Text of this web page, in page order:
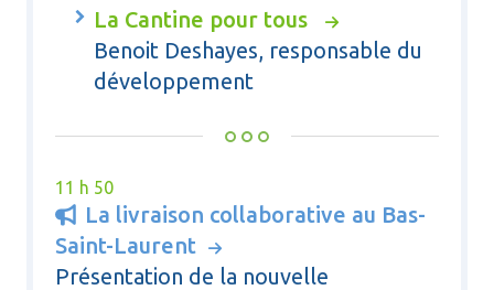
La Cantine pour tous
Benoit Deshayes, responsable du
développement
11 h 50
 La livraison collaborative au Bas-
Saint-Laurent
Présentation de la nouvelle